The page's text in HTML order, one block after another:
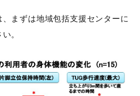
まずは地域包括支援センターに
。